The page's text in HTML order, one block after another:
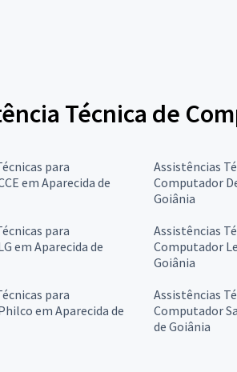
Técnica de
para
em Aparecida de
Assistências
Computador
Goiânia
para
em Aparecida de
Assistências
Computador
Goiânia
para
em Aparecida de
Assistências
Computador
de Goiânia